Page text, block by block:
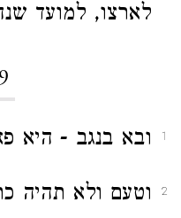
לארצו, למועד
1 ובא בנגב - היא
2
וטעם ולא תהיה